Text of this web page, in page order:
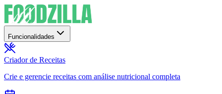
Funcionalidades
Criador de Receitas
Crie e gerencie receitas com análise nutricional completa